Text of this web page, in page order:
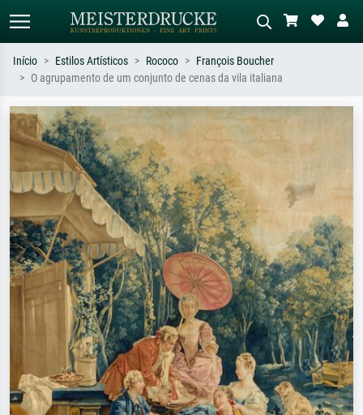
Pesquise por artista, título ou estilo –
ex: Monet, Noite Estrelada,
impressionismo, onda de Hokusai, nu.
Descreva a cena – ex: prado verde,
abstrato com muito vermelho, pintura
a óleo escura, nu em pé ao lado de
Início Estilos Artísticos Rococo
François Boucher
O agrupamento de um conjunto de cenas da vila italiana